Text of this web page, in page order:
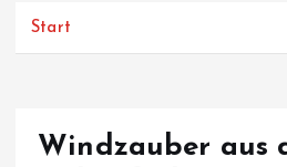
Start
Windzauber aus